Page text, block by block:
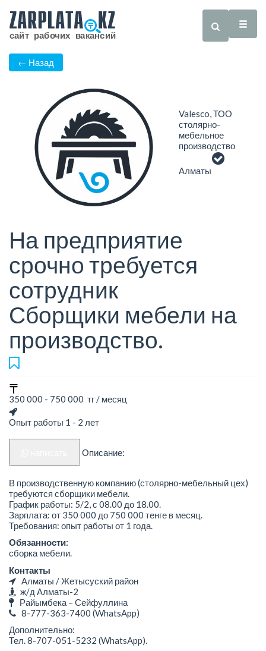
← Назад
Valesco, ТОО
столярно-
мебельное
производство
Алматы
На предприятие
срочно требуется
сотрудник
Сборщики мебели на
производство.
350 000 - 750 000 тг / месяц
Опыт работы 1 - 2 лет
Описание:
В производственную компанию (столярно-мебельный цех)
требуются сборщики мебели.
График работы: 5/2, с 08.00 до 18.00.
Зарплата: от 350 000 до 750 000 тенге в месяц.
Требования: опыт работы от 1 года.
Обязанности:
сборка мебели.
Контакты
Алматы / Жетысуский район
ж/д Алматы-2
Райымбека – Сейфуллина
8-777-363-7400 (WhatsApp)
Дополнительно:
Тел. 8-707-051-5232 (WhatsApp).